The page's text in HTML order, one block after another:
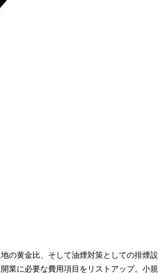
の黄金比、そして油煙対策としての排煙設
業に必要な費用項目をリストアップ。小規